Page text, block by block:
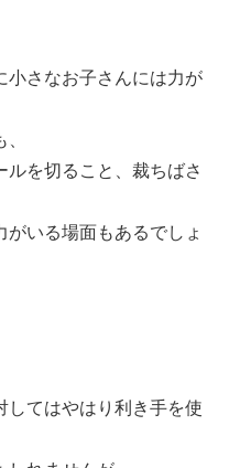
小さなお子さんには力が
を切ること、裁ちばさ
いる場面もあるでしょ
してはやはり利き手を使